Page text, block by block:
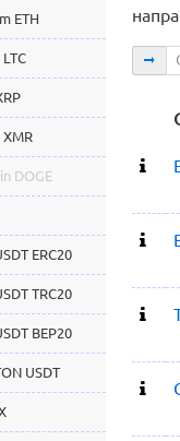
ETH
DOGE
ERC20
TRC20
BEP20
USDT